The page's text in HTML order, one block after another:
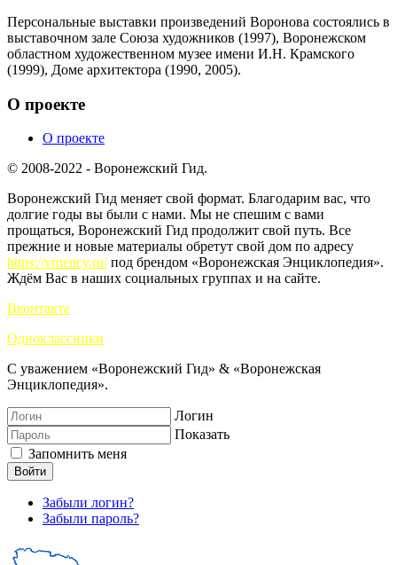
Персональные выставки произведений Воронова состоялись в
выставочном зале Союза художников (1997), Воронежском
областном художественном музее имени И.Н. Крамского
(1999), Доме архитектора (1990, 2005).
О проекте
О проекте
© 2008-2022 - Воронежский Гид.
Воронежский Гид меняет свой формат. Благодарим вас, что
долгие годы вы были с нами. Мы не спешим с вами
прощаться, Воронежский Гид продолжит свой путь. Все
прежние и новые материалы обретут свой дом по адресу
https://vrnency.ru/под брендом «Воронежская Энциклопедия».
Ждём Вас в наших социальных группах и на сайте.
Вконтакте
Одноклассники
С уважением «Воронежский Гид» & «Воронежская
Энциклопедия».
Логин
Показать
Запомнить меня
Войти
Забыли логин?
Забыли пароль?